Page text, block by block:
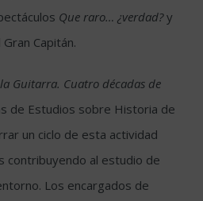
Que raro… ¿verdad?y
Capitán.
Guitarra. Cuatro décadas de
de Estudios sobre Historia de
un ciclo de esta actividad
contribuyendo al estudio de
Los encargados de